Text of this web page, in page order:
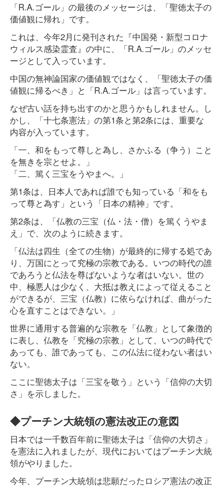
「R.A.ゴール」の最後のメッセージは、「聖徳太子の
価値観に帰れ」です。
これは、今年2月に発刊された『中国発・新型コロナ
ウィルス感染霊査』の中に、「R.A.ゴール」のメッセ
ージとして入っています。
中国の無神論国家の価値観ではなく、「聖徳太子の価
値観に帰るべき」と「R.A.ゴール」は言っています。
なぜ古い話を持ち出すのかと思うかもしれません。し
かし、「十七条憲法」の第1条と第2条には、重要な
内容が入っています。
「一、和をもって尊しと為し、さかふる（争う）こと
を無きを宗とせよ。」
「二、篤く三宝をうやまへ。」
第1条は、日本人であれば誰でも知っている「和をも
って尊と為す」という「日本の精神」です。
第2条は、「仏教の三宝（仏・法・僧）を篤くうやま
え」で、次のように続きます。
「仏法は四生（全ての生物）が最終的に帰する処であ
り、万国にとって究極の宗教である。いつの時代の誰
であろうと仏法を尊ばないような者はいない。世の
中、極悪人は少なく、大抵は教えによって従えること
ができるが、三宝（仏教）に依らなければ、曲がった
心を直すことはできない。」
世界に通用する普遍的な宗教を「仏教」として象徴的
に表し、仏教を「究極の宗教」として、いつの時代で
あっても、誰であっても、この仏法に従わない者はい
ない。
ここに聖徳太子は「三宝を敬う」という「信仰の大切
さ」を示しました。
◆プーチン大統領の憲法改正の意図
日本では一千数百年前に聖徳太子は「信仰の大切さ」
を憲法に入れましたが、現代においてはプーチン大統
領がやりました。
今年、プーチン大統領は悲願だったロシア憲法の改正